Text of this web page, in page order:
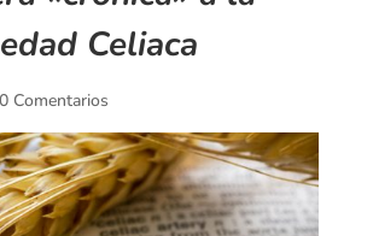
Celiaca
0 Comentarios